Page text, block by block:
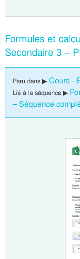
Formules et
Secondaire 3 –
Paru dans ▶ Cours -
Lié à la séquence ▶
– Séquence